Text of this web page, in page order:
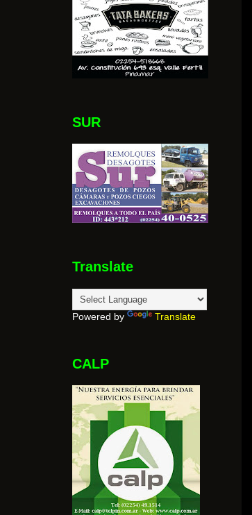
SUR
Translate
Powered by Translate
CALP